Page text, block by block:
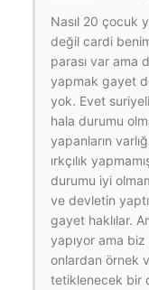
Nasıl 20 çocuk
değil cardi
parası var ama
yapmak gayet
yok. Evet
hala durumu
yapanların
ırkçılık
durumu iyi
ve devletin
gayet haklılar.
yapıyor ama
onlardan örnek
tetiklenecek bir